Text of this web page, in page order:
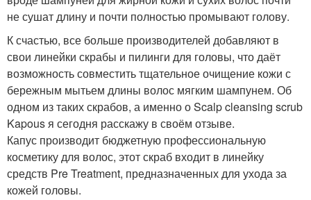
не сушат длину и почти полностью промывают голову.
К счастью, все больше производителей добавляют в
свои линейки скрабы и пилинги для головы, что даёт
возможность совместить тщательное очищение кожи с
бережным мытьем длины волос мягким шампунем. Об
одном из таких скрабов, а именно о Scalp cleansing scrub
Kapous я сегодня расскажу в своём отзыве.
Капус производит бюджетную профессиональную
косметику для волос, этот скраб входит в линейку
средств Pre Treatment, предназначенных для ухода за
кожей головы.